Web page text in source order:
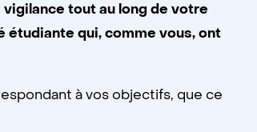
tout au long de votre
étudiante qui, comme vous, ont
à vos objectifs, que ce